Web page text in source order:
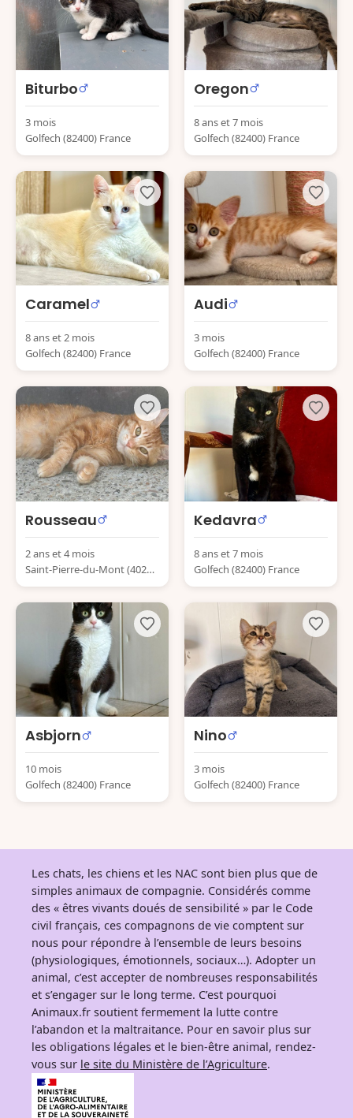
Biturbo
3 mois
Golfech (82400) France
Oregon
8 ans et 7 mois
Golfech (82400) France
Caramel
8 ans et 2 mois
Golfech (82400) France
Audi
3 mois
Golfech (82400) France
Rousseau
2 ans et 4 mois
Saint-Pierre-du-Mont (4028
0) France
Kedavra
8 ans et 7 mois
Golfech (82400) France
Asbjorn
10 mois
Golfech (82400) France
Nino
3 mois
Golfech (82400) France
Les chats, les chiens et les NAC sont bien plus que de
simples animaux de compagnie. Considérés comme
des « êtres vivants doués de sensibilité » par le Code
civil français, ces compagnons de vie comptent sur
nous pour répondre à l’ensemble de leurs besoins
(physiologiques, émotionnels, sociaux…). Adopter un
animal, c’est accepter de nombreuses responsabilités
et s’engager sur le long terme. C’est pourquoi
Animaux.fr soutient fermement la lutte contre
l’abandon et la maltraitance. Pour en savoir plus sur
les obligations légales et le bien-être animal, rendez-
vous sur le site du Ministère de l’Agriculture.